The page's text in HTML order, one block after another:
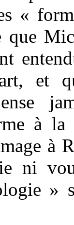
«
que
et
à la
à
ni
»